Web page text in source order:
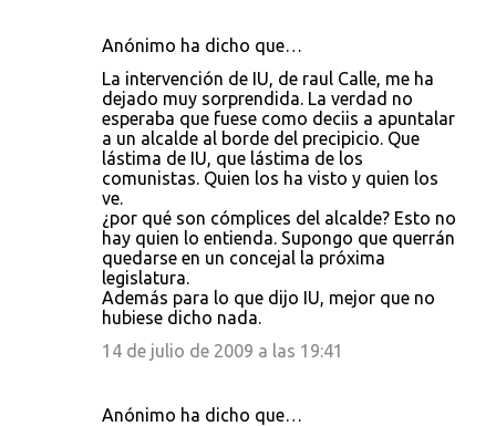
Anónimo ha dicho que…
La intervención de IU, de raul Calle, me ha
dejado muy sorprendida. La verdad no
esperaba que fuese como deciis a apuntalar
a un alcalde al borde del precipicio. Que
lástima de IU, que lástima de los
comunistas. Quien los ha visto y quien los
ve.
¿por qué son cómplices del alcalde? Esto no
hay quien lo entienda. Supongo que querrán
quedarse en un concejal la próxima
legislatura.
Además para lo que dijo IU, mejor que no
hubiese dicho nada.
14 de julio de 2009 a las 19:41
Anónimo ha dicho que…